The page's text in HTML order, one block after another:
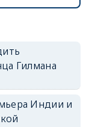
Гилмана
Индии и